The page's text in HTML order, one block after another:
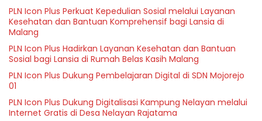
PLN Icon Plus Perkuat Kepedulian Sosial melalui Layanan
Kesehatan dan Bantuan Komprehensif bagi Lansia di
Malang
PLN Icon Plus Hadirkan Layanan Kesehatan dan Bantuan
Sosial bagi Lansia di Rumah Belas Kasih Malang
PLN Icon Plus Dukung Pembelajaran Digital di SDN Mojorejo
01
PLN Icon Plus Dukung Digitalisasi Kampung Nelayan melalui
Internet Gratis di Desa Nelayan Rajatama